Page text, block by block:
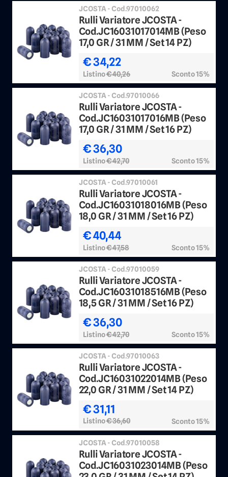
JCOSTA - Cod.97010062
Rulli Variatore JCOSTA -
Cod.JC16031017014MB (Peso
17,0 GR / 31 MM / Set 14 PZ)
€ 34,22
Listino€ 40,26 Sconto 15%
JCOSTA - Cod.97010066
Rulli Variatore JCOSTA -
Cod.JC16031017016MB (Peso
17,0 GR / 31 MM / Set 16 PZ)
€ 36,30
Listino€ 42,70 Sconto 15%
JCOSTA - Cod.97010061
Rulli Variatore JCOSTA -
Cod.JC16031018016MB (Peso
18,0 GR / 31 MM / Set 16 PZ)
€ 40,44
Listino€ 47,58 Sconto 15%
JCOSTA - Cod.97010059
Rulli Variatore JCOSTA -
Cod.JC16031018516MB (Peso
18,5 GR / 31 MM / Set 16 PZ)
€ 36,30
Listino€ 42,70 Sconto 15%
JCOSTA - Cod.97010063
Rulli Variatore JCOSTA -
Cod.JC16031022014MB (Peso
22,0 GR / 31 MM / Set 14 PZ)
€ 31,11
Listino€ 36,60 Sconto 15%
JCOSTA - Cod.97010058
Rulli Variatore JCOSTA -
Cod.JC16031023014MB (Peso